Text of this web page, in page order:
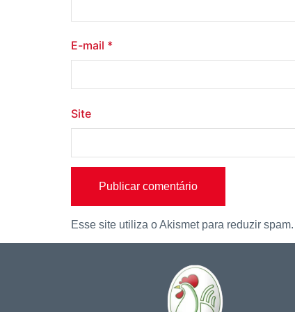
E-mail *
Site
Esse site utiliza o Akismet para reduzir spam.